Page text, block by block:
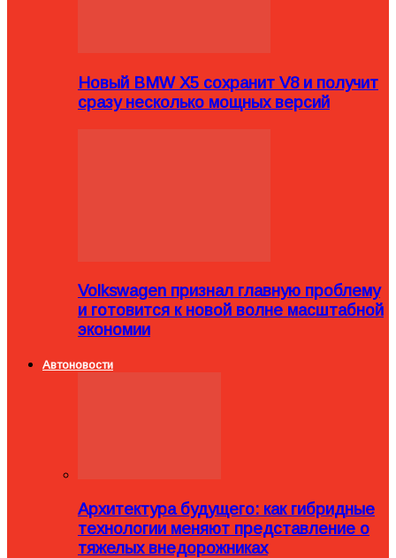
Новый BMW X5 сохранит V8 и получит
сразу несколько мощных версий
Volkswagen признал главную проблему
и готовится к новой волне масштабной
экономии
Автоновости
Архитектура будущего: как гибридные
технологии меняют представление о
тяжелых внедорожниках